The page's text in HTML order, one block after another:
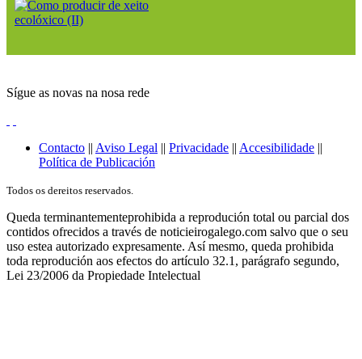
Sígue as novas na nosa rede
Contacto || Aviso Legal || Privacidade || Accesibilidade ||
Política de Publicación
Todos os dereitos reservados.
Queda terminantementeprohibida a reprodución total ou parcial dos
contidos ofrecidos a través de noticieirogalego.com salvo que o seu
uso estea autorizado expresamente. Así mesmo, queda prohibida
toda reprodución aos efectos do artículo 32.1, parágrafo segundo,
Lei 23/2006 da Propiedade Intelectual